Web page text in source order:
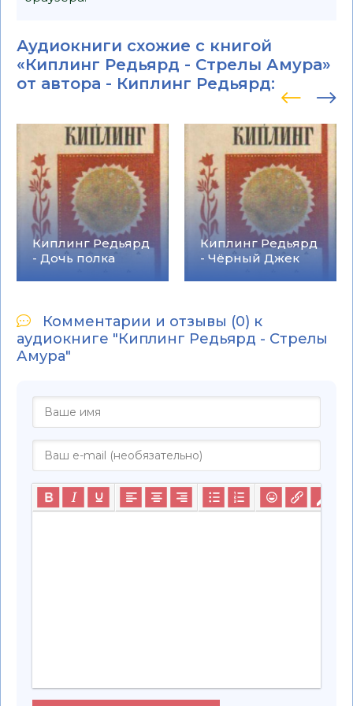
Аудиокниги схожие с книгой
«Киплинг Редьярд - Стрелы Амура»
от автора - Киплинг Редьярд:
Киплинг Редьярд
- Дочь полка
Киплинг Редьярд
- Чёрный Джек
Комментарии и отзывы (0) к
аудиокниге "Киплинг Редьярд - Стрелы
Амура"